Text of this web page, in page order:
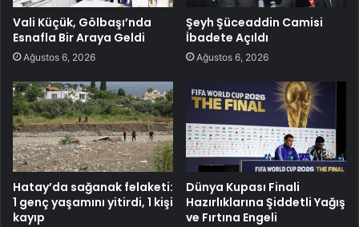
Vali Küçük, Gölbaşı’nda
Esnafla Bir Araya Geldi
Ağustos 6, 2026
Şeyh Şüceaddin Camisi
İbadete Açıldı
Ağustos 6, 2026
Hatay’da sağanak felaketi:
1 genç yaşamını yitirdi, 1 kişi
kayıp
Dünya Kupası Finali
Hazırlıklarına Şiddetli Yağış
ve Fırtına Engeli